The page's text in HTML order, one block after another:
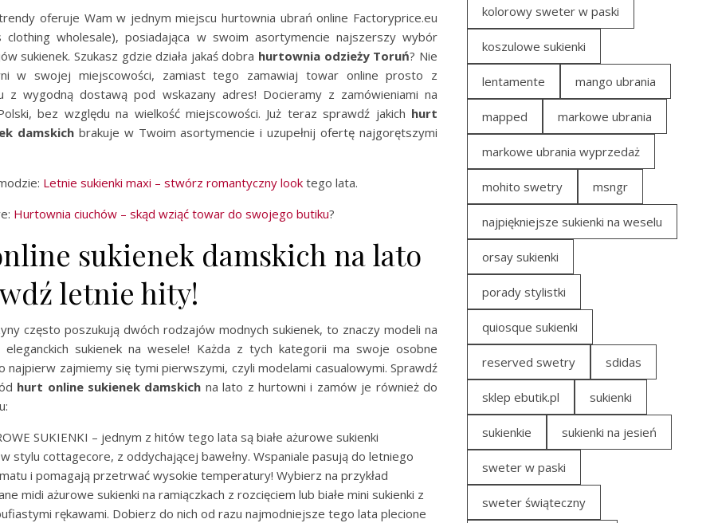
oferuje Wam w jednym miejscu hurtownia ubrań online Factoryprice.eu
clothing wholesale), posiadająca w swoim asortymencie najszerszy wybór
sukienek. Szukasz gdzie działa jakaś dobra hurtownia odzieży Toruń? Nie
w swojej miejscowości, zamiast tego zamawiaj towar online prosto z
z wygodną dostawą pod wskazany adres! Docieramy z zamówieniami na
bez względu na wielkość miejscowości. Już teraz sprawdź jakich hurt
damskichbrakuje w Twoim asortymencie i uzupełnij ofertę najgorętszymi
Letnie sukienki maxi – stwórz romantyczny look tego lata.
Hurtownia ciuchów – skąd wziąć towar do swojego butiku?
sukienek damskich na lato
letnie hity!
często poszukują dwóch rodzajów modnych sukienek, to znaczy modeli na
sukienek na wesele! Każda z tych kategorii ma swoje osobne
najpierw zajmiemy się tymi pierwszymi, czyli modelami casualowymi. Sprawdź
hurt online sukienek damskich na lato z hurtowni i zamów je również do
SUKIENKI – jednym z hitów tego lata są białe ażurowe sukienki
w stylu cottagecore, z oddychającej bawełny. Wspaniale pasują do letniego
i pomagają przetrwać wysokie temperatury! Wybierz na przykład
midi ażurowe sukienki na ramiączkach z rozcięciem lub białe mini sukienki z
rękawami. Dobierz do nich od razu najmodniejsze tego lata plecione
kolorowy sweter w paski
koszulowe sukienki
lentamente mango ubrania
mapped markowe ubrania
markowe ubrania wyprzedaż
mohito swetry msngr
najpiękniejsze sukienki na weselu
orsay sukienki
porady stylistki
quiosque sukienki
reserved swetry sdidas
sklep ebutik.pl sukienki
sukienkie sukienki na jesień
sweter w paski
sweter świąteczny